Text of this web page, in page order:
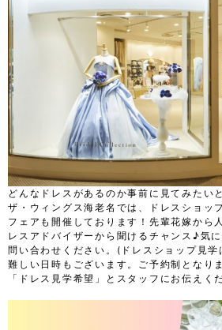
どんなドレスがあるのか事前に見てみたい
ザ・ウィングス海老名では、ドレスショッ
フェアも開催しております！先輩花嫁から
レスアドバイザーから聞けるチャンス♪気
問い合わせください。(ドレスショップ見学
難しい日時もございます。ご予約制となり
「ドレス見学希望」とスタッフにお伝えく